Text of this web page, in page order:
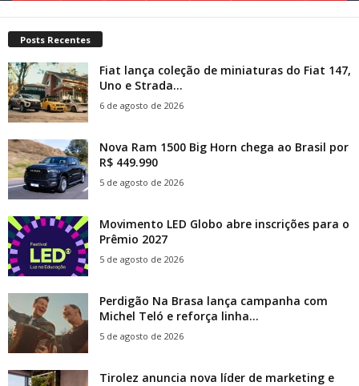
Posts Recentes
Fiat lança coleção de miniaturas do Fiat 147,
Uno e Strada...
6 de agosto de 2026
Nova Ram 1500 Big Horn chega ao Brasil por
R$ 449.990
5 de agosto de 2026
Movimento LED Globo abre inscrições para o
Prêmio 2027
5 de agosto de 2026
Perdigão Na Brasa lança campanha com
Michel Teló e reforça linha...
5 de agosto de 2026
Tirolez anuncia nova líder de marketing e